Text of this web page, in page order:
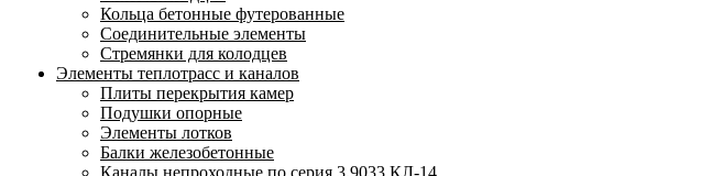
Кольца бетонные футерованные
Соединительные элементы
Стремянки для колодцев
Элементы теплотрасс и каналов
Плиты перекрытия камер
Подушки опорные
Элементы лотков
Балки железобетонные
Каналы непроходные по серия 3.9033 КЛ-14